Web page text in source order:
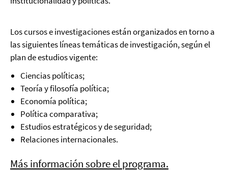
Los cursos e investigaciones están organizados en torno a
las siguientes líneas temáticas de investigación, según el
plan de estudios vigente:
Ciencias políticas;
Teoría y filosofía política;
Economía política;
Política comparativa;
Estudios estratégicos y de seguridad;
Relaciones internacionales.
Más información sobre el programa.